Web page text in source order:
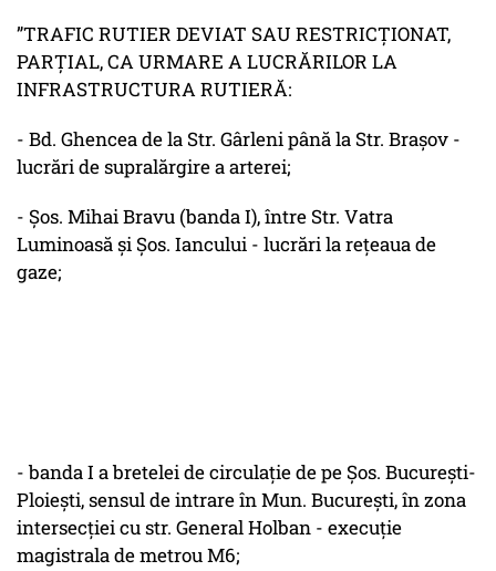
”TRAFIC RUTIER DEVIAT SAU RESTRICŢIONAT,
PARŢIAL, CA URMARE A LUCRĂRILOR LA
INFRASTRUCTURA RUTIERĂ:
- Bd. Ghencea de la Str. Gârleni până la Str. Braşov -
lucrări de supralărgire a arterei;
- Şos. Mihai Bravu (banda I), între Str. Vatra
Luminoasă şi Şos. Iancului - lucrări la reţeaua de
gaze;
- banda I a bretelei de circulaţie de pe Şos. Bucureşti-
Ploieşti, sensul de intrare în Mun. Bucureşti, în zona
intersecţiei cu str. General Holban - execuţie
magistrala de metrou M6;